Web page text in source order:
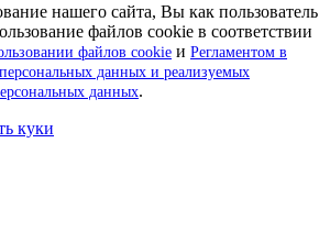
нашего сайта, Вы как пользователь
файлов cookie в соответствии
файлов cookie и Регламентом в
данных и реализуемых
данных.
куки